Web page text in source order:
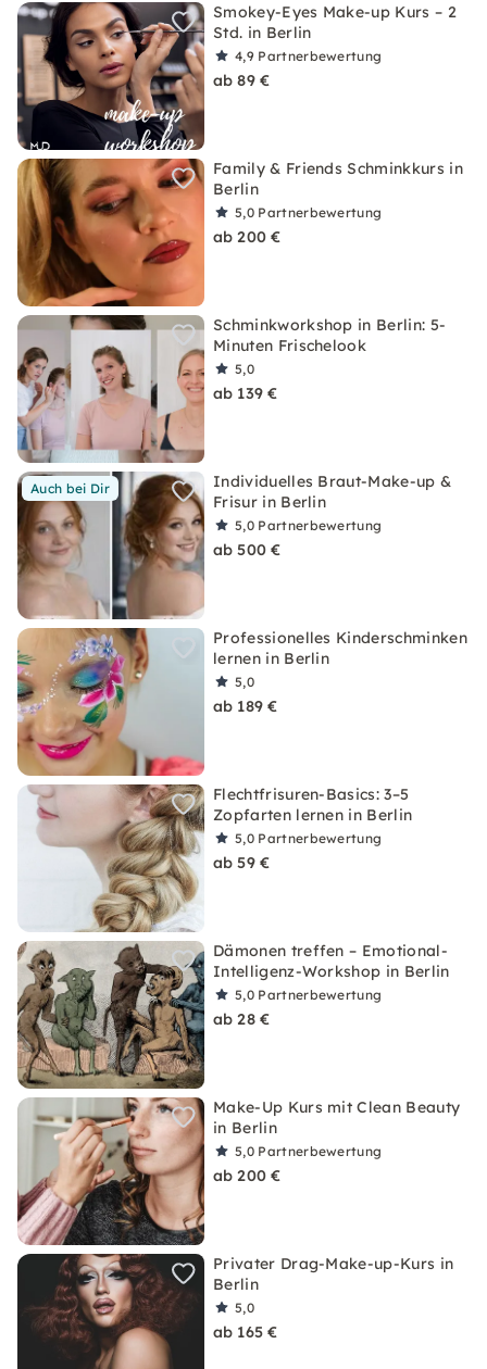
Smokey-Eyes Make-up Kurs – 2
Std. in Berlin
4,9 Partnerbewertung
ab 89 €
Family & Friends Schminkkurs in
Berlin
5,0 Partnerbewertung
ab 200 €
Schminkworkshop in Berlin: 5-
Minuten Frischelook
5,0
ab 139 €
Auch bei Dir
Individuelles Braut-Make-up &
Frisur in Berlin
5,0 Partnerbewertung
ab 500 €
Professionelles Kinderschminken
lernen in Berlin
5,0
ab 189 €
Flechtfrisuren-Basics: 3–5
Zopfarten lernen in Berlin
5,0 Partnerbewertung
ab 59 €
Dämonen treffen – Emotional-
Intelligenz-Workshop in Berlin
5,0 Partnerbewertung
ab 28 €
Make-Up Kurs mit Clean Beauty
in Berlin
5,0 Partnerbewertung
ab 200 €
Privater Drag-Make-up-Kurs in
Berlin
5,0
ab 165 €